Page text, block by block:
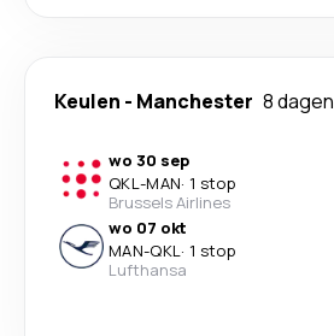
Keulen - Manchester 8 dagen
wo 30 sep
QKL-MAN· 1 stop
Brussels Airlines
wo 07 okt
MAN-QKL· 1 stop
Lufthansa